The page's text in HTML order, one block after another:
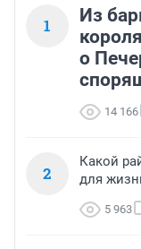
1
Из
о
14 166
2
Какой
для
5 963